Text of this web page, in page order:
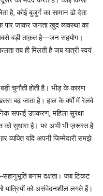
है, कोई बुजुर्ग का सामान ढो देता
जाकर जनता खुद व्यवस्था का
बड़ी ताक़त है—जन सहयोग।
तब ही मिलती है जब यात्री स्वयं
चुनौती होती है। भीड़ के कारण
बढ़ जाता है। हाल के वर्षों में रेलवे
सफाई उपकरण, महिला सुरक्षा
को सुधारा है। पर अभी भी ज़रूरत है
व्यक्ति यदि अपनी जिम्मेदारी समझे
बनाम दक्षता। जब टिकट
यात्रियों को असंवेदनशील लगते हैं।